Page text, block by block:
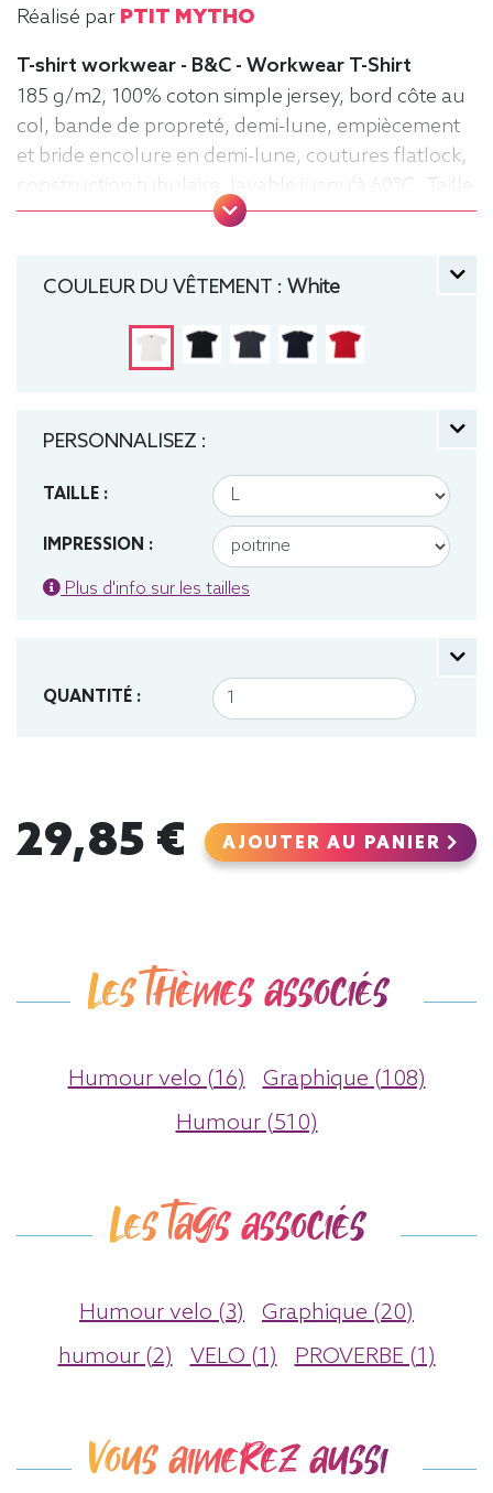
Réalisé par PTIT MYTHO
T-shirt workwear - B&C - Workwear T-Shirt
185 g/m2, 100% coton simple jersey, bord côte au
col, bande de propreté, demi-lune, empiècement
et bride encolure en demi-lune, coutures flatlock,
construction tubulaire, lavable jusqu'à 60°C. Taille
S à 4XL. Tee-shirt, manche courte, Homme, Col
COULEUR DU VÊTEMENT : White
PERSONNALISEZ :
TAILLE :
IMPRESSION :
Plus d'info sur les tailles
QUANTITÉ :
29,85 € AJOUTER AU PANIER
Les thèmes associés
Humour velo (16)
Graphique (108)
Humour (510)
Les tags associés
Humour velo (3)
Graphique (20)
humour (2)
VELO (1) PROVERBE (1)
Vous aimerez aussi